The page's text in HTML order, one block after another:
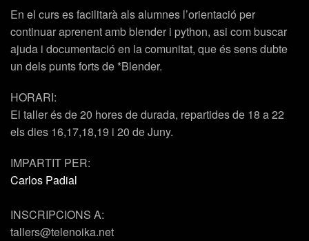
En el curs es facilitarà als alumnes l’orientació per
continuar aprenent amb blender i python, asi com buscar
ajuda i documentació en la comunitat, que és sens dubte
un dels punts forts de *Blender.
HORARI:
El taller és de 20 hores de durada, repartides de 18 a 22
els dies 16,17,18,19 i 20 de Juny.
IMPARTIT PER:
Carlos Padial
INSCRIPCIONS A:
tallers@telenoika.net